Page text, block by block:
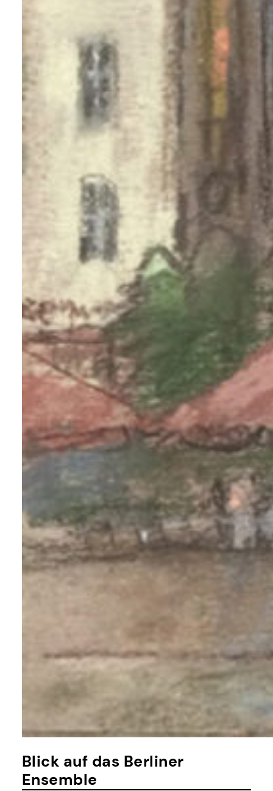
Blick auf das Berliner
Ensemble